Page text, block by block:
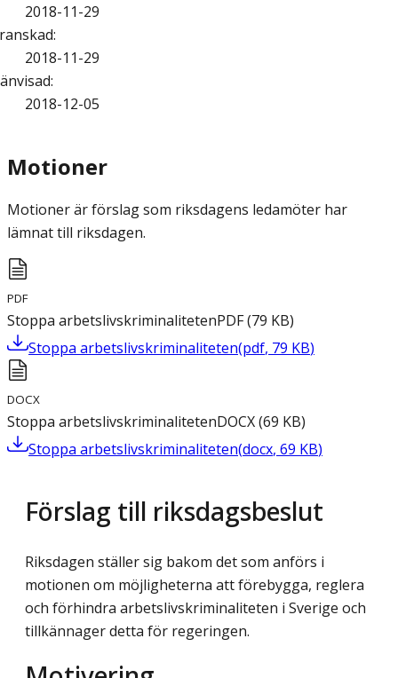
2018-11-29
:
2018-11-29
:
2018-12-05
Motioner
Motioner är förslag som riksdagens ledamöter har
lämnat till riksdagen.
PDF
Stoppa arbetslivskriminalitetenPDF(79 KB)
Stoppa arbetslivskriminaliteten(pdf, 79 KB)
DOCX
Stoppa arbetslivskriminalitetenDOCX(69 KB)
Stoppa arbetslivskriminaliteten(docx, 69 KB)
Förslag till riksdagsbeslut
Riksdagen ställer sig bakom det som anförs i
motionen om möjligheterna att förebygga, reglera
och förhindra arbetslivskriminaliteten i Sverige och
tillkännager detta för regeringen.